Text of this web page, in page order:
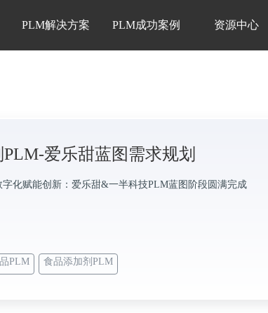
PLM解决方案 PLM成功案例 资源中心
爱乐甜蓝图需求规划
化赋能创新：爱乐甜&一半科技PLM蓝图阶段圆满完成
PLM 食品添加剂PLM